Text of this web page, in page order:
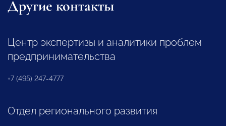
Другие контакты
Центр экспертизы и аналитики проблем
предпринимательства
+7 (495) 247-4777
Отдел регионального развития